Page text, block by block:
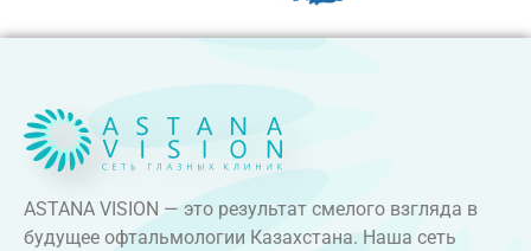
ASTANA VISION — это результат смелого взгляда в
будущее офтальмологии Казахстана. Наша сеть